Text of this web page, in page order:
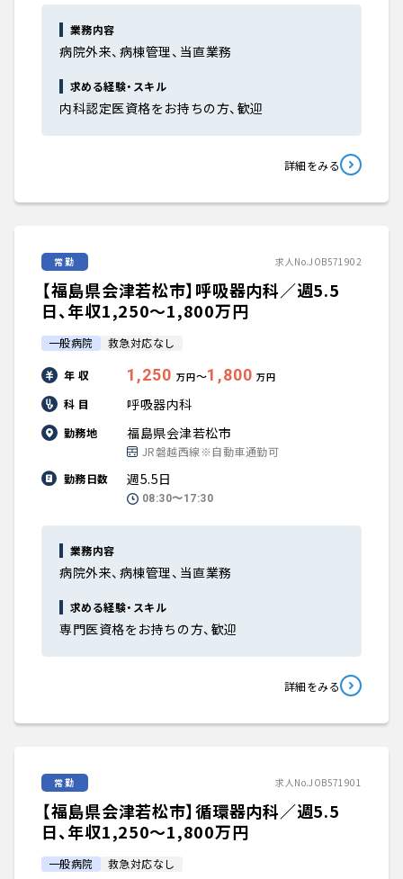
業務内容
病院外来、病棟管理、当直業務
求める経験・スキル
内科認定医資格をお持ちの方、歓迎
詳細をみる
常勤 求人No.JOB571902
【福島県会津若松市】呼吸器内科／週5.5
日、年収1,250〜1,800万円
一般病院 救急対応なし
年 収 1,250 万円〜1,800 万円
科 目 呼吸器内科
勤務地 福島県会津若松市
JR磐越西線※自動車通勤可
勤務日数
週5.5日
08:30〜17:30
業務内容
病院外来、病棟管理、当直業務
求める経験・スキル
専門医資格をお持ちの方、歓迎
詳細をみる
常勤 求人No.JOB571901
【福島県会津若松市】循環器内科／週5.5
日、年収1,250〜1,800万円
一般病院 救急対応なし